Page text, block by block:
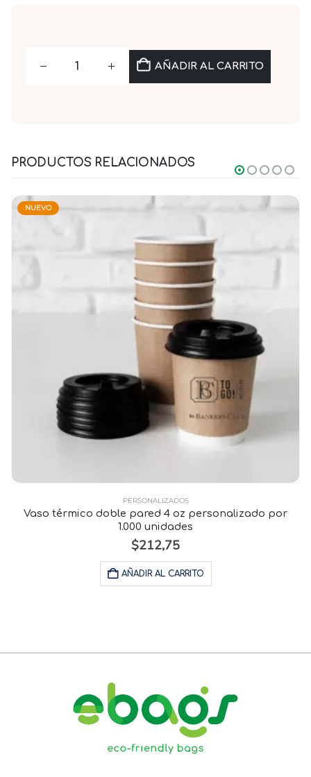
AÑADIR AL CARRITO
PRODUCTOS RELACIONADOS
NUEVO
PERSONALIZADOS
Vaso térmico doble pared 4 oz personalizado por
1.000 unidades
$212,75
AÑADIR AL CARRITO